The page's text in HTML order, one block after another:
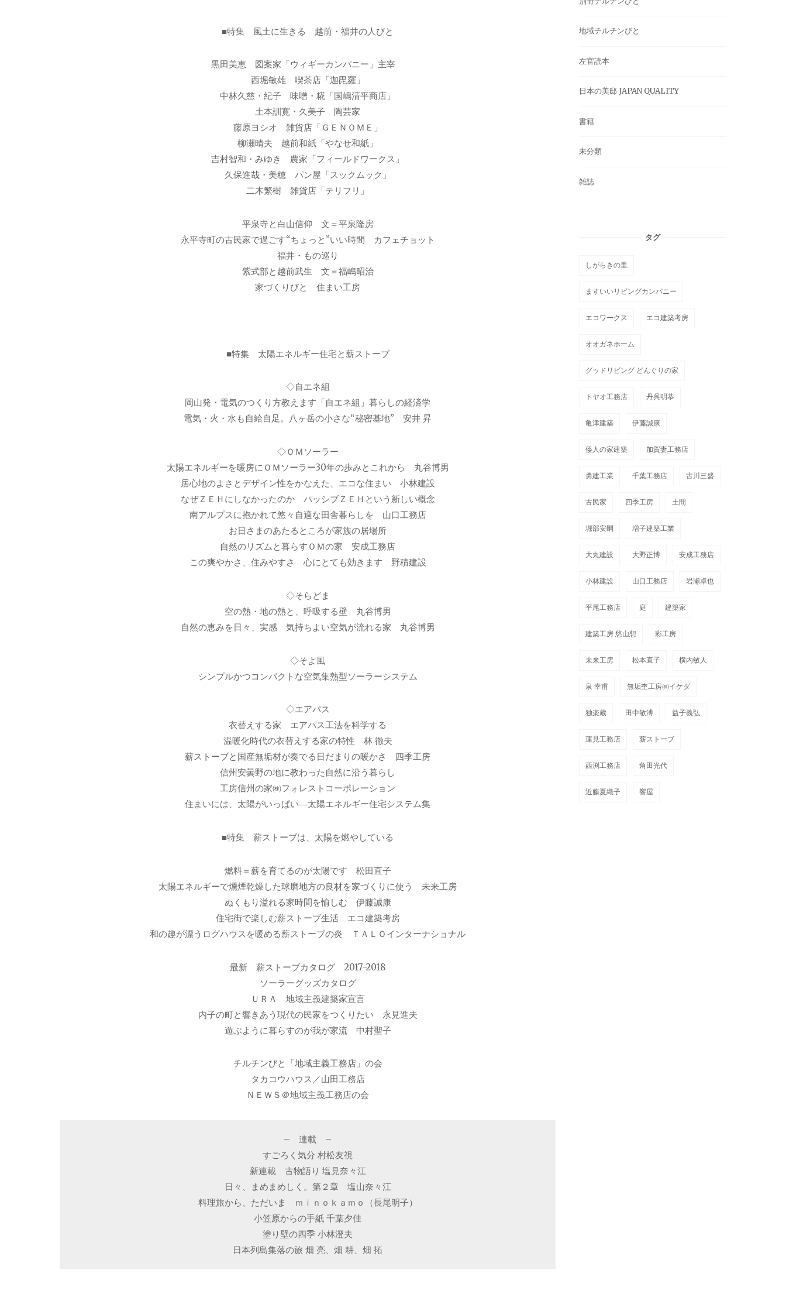
■特集 風土に生きる 越前・福井の人びと
黒田美恵 図案家「ウィギーカンパニー」主宰
西堀敏雄 喫茶店「迦毘羅」
中林久慈・紀子 味噌・糀「国嶋清平商店」
土本訓寛・久美子 陶芸家
藤原ヨシオ 雑貨店「ＧＥＮＯＭＥ」
柳瀬晴夫 越前和紙「やなせ和紙」
吉村智和・みゆき 農家「フィールドワークス」
久保進哉・美穂 パン屋「スックムック」
二木繁樹 雑貨店「テリフリ」
平泉寺と白山信仰 文＝平泉隆房
永平寺町の古民家で過ごす“ちょっと”いい時間 カフェチョット
福井・もの巡り
紫式部と越前武生 文＝福嶋昭治
家づくりびと 住まい工房
■特集 太陽エネルギー住宅と薪ストーブ
◇自エネ組
岡山発・電気のつくり方教えます「自エネ組」暮らしの経済学
電気・火・水も自給自足。八ヶ岳の小さな“秘密基地” 安井 昇
◇ＯＭソーラー
太陽エネルギーを暖房にＯＭソーラー30年の歩みとこれから 丸谷博男
居心地のよさとデザイン性をかなえた、エコな住まい 小林建設
なぜＺＥＨにしなかったのか パッシブＺＥＨという新しい概念
南アルプスに抱かれて悠々自適な田舎暮らしを 山口工務店
お日さまのあたるところが家族の居場所
自然のリズムと暮らすＯＭの家 安成工務店
この爽やかさ、住みやすさ 心にとても効きます 野積建設
◇そらどま
空の熱・地の熱と、呼吸する壁 丸谷博男
自然の恵みを日々、実感 気持ちよい空気が流れる家 丸谷博男
◇そよ風
シンプルかつコンパクトな空気集熱型ソーラーシステム
◇エアパス
衣替えする家 エアパス工法を科学する
温暖化時代の衣替えする家の特性 林 徹夫
薪ストーブと国産無垢材が奏でる日だまりの暖かさ 四季工房
信州安曇野の地に教わった自然に沿う暮らし
工房信州の家㈱フォレストコーポレーション
住まいには、太陽がいっぱい―太陽エネルギー住宅システム集
■特集 薪ストーブは、太陽を燃やしている
燃料＝薪を育てるのが太陽です 松田直子
太陽エネルギーで燻煙乾燥した球磨地方の良材を家づくりに使う 未来工房
ぬくもり溢れる家時間を愉しむ 伊藤誠康
住宅街で楽しむ薪ストーブ生活 エコ建築考房
和の趣が漂うログハウスを暖める薪ストーブの炎 ＴＡＬＯインターナショナル
最新 薪ストーブカタログ 2017-2018
ソーラーグッズカタログ
ＵＲＡ 地域主義建築家宣言
内子の町と響きあう現代の民家をつくりたい 永見進夫
遊ぶように暮らすのが我が家流 中村聖子
チルチンびと「地域主義工務店」の会
タカコウハウス／山田工務店
ＮＥＷＳ＠地域主義工務店の会
– 連載 –
すごろく気分 村松友視
新連載 古物語り 塩見奈々江
日々、まめまめしく。第２章 塩山奈々江
料理旅から、ただいま ｍｉｎｏｋａｍｏ（長尾明子）
小笠原からの手紙 千葉夕佳
塗り壁の四季 小林澄夫
日本列島集落の旅 畑 亮、畑 耕、畑 拓
地域チルチンびと
左官読本
日本の美邸 JAPAN QUALITY
書籍
未分類
雑誌
タグ
しがらきの里
ますいいリビングカンパニー
エコワークス エコ建築考房
オオガネホーム
グッドリビング どんぐりの家
トヤオ工務店 丹呉明恭
亀津建築 伊藤誠康
倭人の家建築 加賀妻工務店
勇建工業 千葉工務店 古川三盛
古民家 四季工房 土間
堀部安嗣 増子建築工業
大丸建設 大野正博 安成工務店
小林建設 山口工務店 岩瀬卓也
平尾工務店 庭 建築家
建築工房 悠山想 彩工房
未来工房 松本直子 横内敏人
泉 幸甫 無垢杢工房㈱イケダ
独楽蔵 田中敏溥 益子義弘
蓮見工務店 薪ストーブ
西渕工務店 角田光代
近藤夏織子 響屋